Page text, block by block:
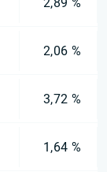
2,06 %
3,72 %
1,64 %